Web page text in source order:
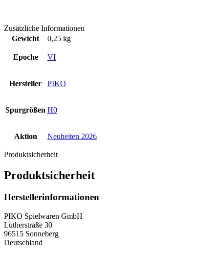
Zusätzliche Informationen
Gewicht
0,25 kg
Epoche VI
Hersteller PIKO
Spurgrößen H0
Aktion Neuheiten 2026
Produktsicherheit
Produktsicherheit
Herstellerinformationen
PIKO Spielwaren GmbH
Lutherstraße 30
96515 Sonneberg
Deutschland